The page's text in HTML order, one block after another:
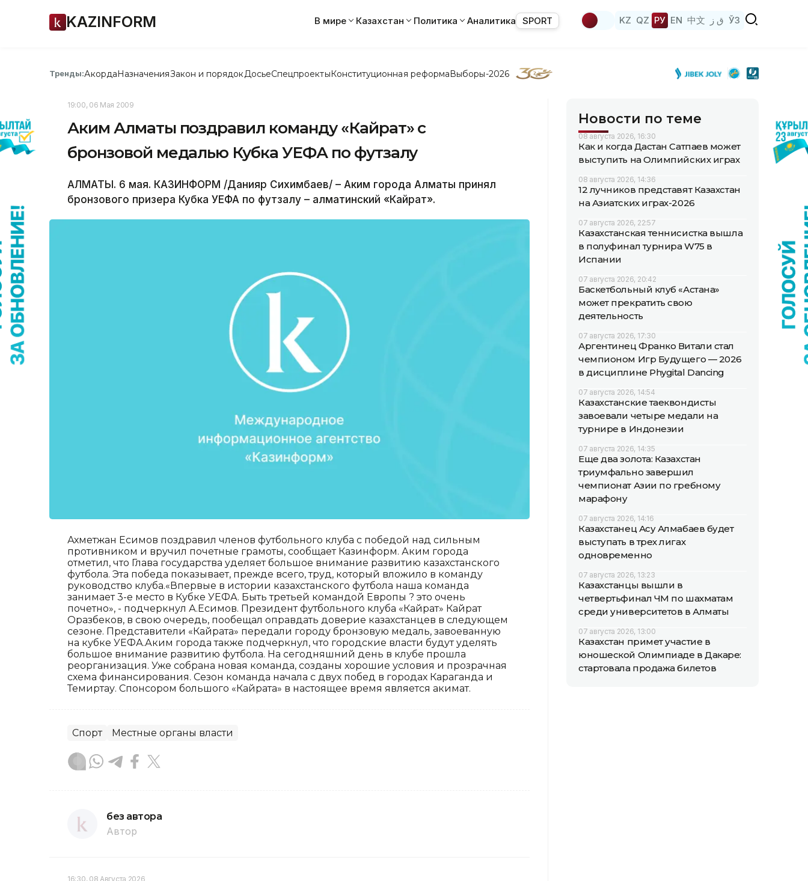
KAZINFORM В мире Казахстан Политика Аналитика SPORT KZ QZ РУ EN 中文 ق ز ЎЗ
Тренды:АкордаНазначенияЗакон и порядок ДосьеСпецпроектыКонституционная реформаВыборы-2026
19:00, 06 Мая 2009
Аким Алматы поздравил команду «Кайрат» с
бронзовой медалью Кубка УЕФА по футзалу
АЛМАТЫ. 6 мая. КАЗИНФОРМ /Данияр Сихимбаев/ – Аким города Алматы принял
бронзового призера Кубка УЕФА по футзалу – алматинский «Кайрат».
Ахметжан Есимов поздравил членов футбольного клуба с победой над сильным
противником и вручил почетные грамоты, сообщает Казинформ. Аким города
отметил, что Глава государства уделяет большое внимание развитию казахстанского
футбола. Эта победа показывает, прежде всего, труд, который вложило в команду
руководство клуба.«Впервые в истории казахстанского футбола наша команда
занимает 3-е место в Кубке УЕФА. Быть третьей командой Европы ? это очень
почетно», - подчеркнул А.Есимов. Президент футбольного клуба «Кайрат» Кайрат
Оразбеков, в свою очередь, пообещал оправдать доверие казахстанцев в следующем
сезоне. Представители «Кайрата» передали городу бронзовую медаль, завоеванную
на кубке УЕФА.Аким города также подчеркнул, что городские власти будут уделять
большое внимание развитию футбола. На сегодняшний день в клубе прошла
реорганизация. Уже собрана новая команда, созданы хорошие условия и прозрачная
схема финансирования. Сезон команда начала с двух побед в городах Караганда и
Темиртау. Спонсором большого «Кайрата» в настоящее время является акимат.
Спорт Местные органы власти
без автора
Автор
16:30, 08 Августа 2026
Новости по теме
08 августа 2026, 16:30
Как и когда Дастан Сатпаев может
выступить на Олимпийских играх
08 августа 2026, 14:36
12 лучников представят Казахстан
на Азиатских играх-2026
07 августа 2026, 22:57
Казахстанская теннисистка вышла
в полуфинал турнира W75 в
Испании
07 августа 2026, 20:42
Баскетбольный клуб «Астана»
может прекратить свою
деятельность
07 августа 2026, 17:30
Аргентинец Франко Витали стал
чемпионом Игр Будущего — 2026
в дисциплине Phygital Dancing
07 августа 2026, 14:54
Казахстанские таеквондисты
завоевали четыре медали на
турнире в Индонезии
07 августа 2026, 14:35
Еще два золота: Казахстан
триумфально завершил
чемпионат Азии по гребному
марафону
07 августа 2026, 14:16
Казахстанец Асу Алмабаев будет
выступать в трех лигах
одновременно
07 августа 2026, 13:23
Казахстанцы вышли в
четвертьфинал ЧМ по шахматам
среди университетов в Алматы
07 августа 2026, 13:00
Казахстан примет участие в
юношеской Олимпиаде в Дакаре:
стартовала продажа билетов